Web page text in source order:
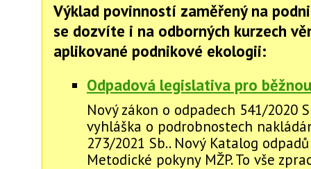
Výklad povinností zaměřený na
se dozvíte i na odborných kurzech
aplikované podnikové ekologii:
Odpadová legislativa pro
Nový zákon o odpadech 541/2020
vyhláška o podrobnostech
273/2021 Sb.. Nový Katalog odpadů
Metodické pokyny MŽP. To vše